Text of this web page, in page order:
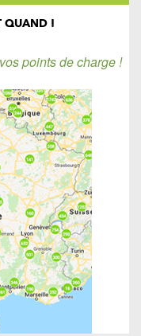
QUAND !
points de charge !